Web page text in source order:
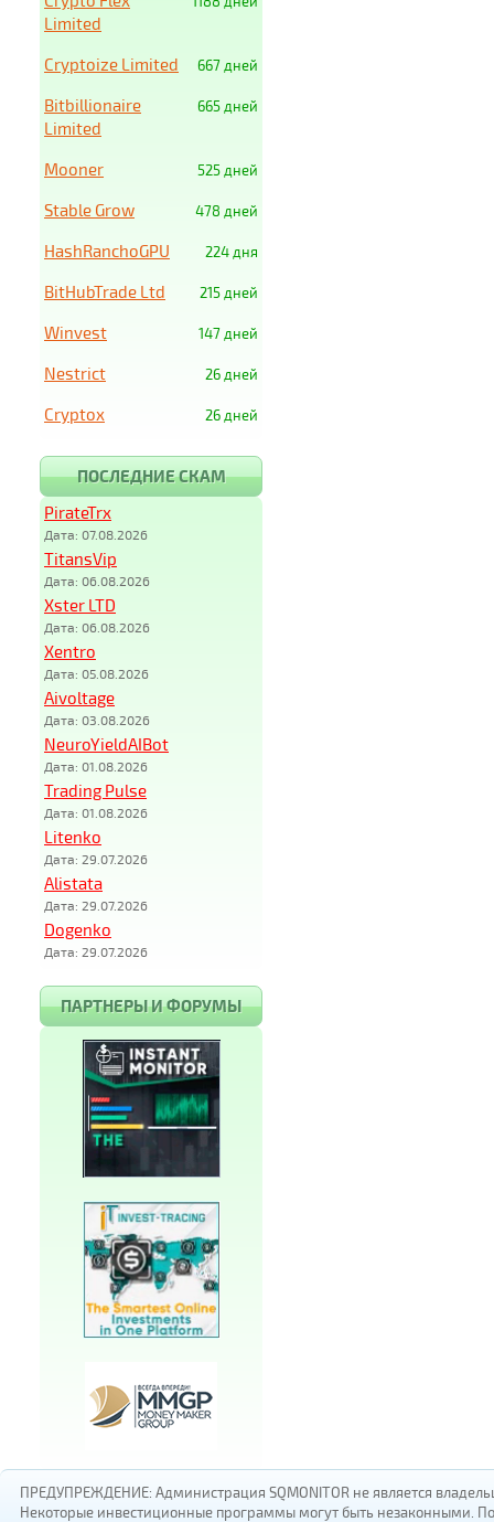
Limited
667 дней
Cryptoize Limited
665 дней
Bitbillionaire
Limited
525 дней
Mooner
478 дней
Stable Grow
224 дня
HashRanchoGPU
215 дней
BitHubTrade Ltd
147 дней
Winvest
26 дней
Nestrict
26 дней
Cryptox
ПОСЛЕДНИЕ СКАМ
PirateTrx
Дата: 07.08.2026
TitansVip
Дата: 06.08.2026
Xster LTD
Дата: 06.08.2026
Xentro
Дата: 05.08.2026
Aivoltage
Дата: 03.08.2026
NeuroYieldAIBot
Дата: 01.08.2026
Trading Pulse
Дата: 01.08.2026
Litenko
Дата: 29.07.2026
Alistata
Дата: 29.07.2026
Dogenko
Дата: 29.07.2026
ПАРТНЕРЫ И ФОРУМЫ
ПРЕДУПРЕЖДЕНИЕ: Администрация SQMONITOR не является
Некоторые инвестиционные программы могут быть незаконными.